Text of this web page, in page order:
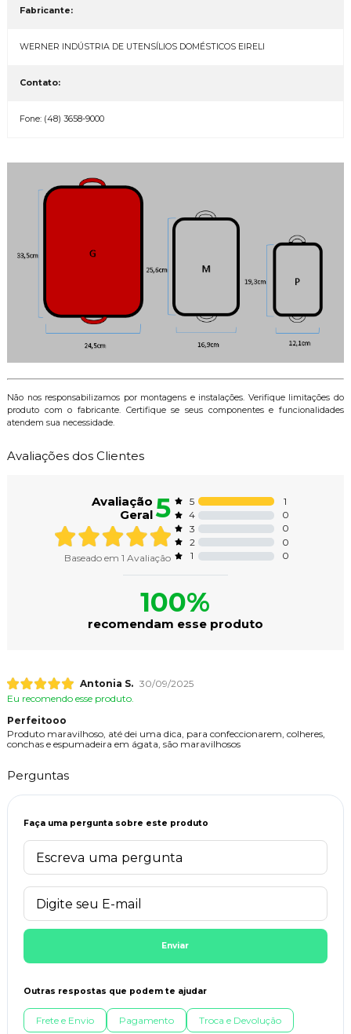
Fabricante:
WERNER INDÚSTRIA DE UTENSÍLIOS DOMÉSTICOS EIRELI
Contato:
Fone: (48) 3658-9000
Não nos responsabilizamos por montagens e instalações. Verifique limitações do
produto com o fabricante. Certifique se seus componentes e funcionalidades
atendem sua necessidade.
Avaliações dos Clientes
Avaliação
Geral5
Baseado em 1 Avaliação
5
1
4
0
3
0
2
0
1
0
100%
recomendam esse produto
Antonia S. 30/09/2025
Eu recomendo esse produto.
Perfeitooo
Produto maravilhoso, até dei uma dica, para confeccionarem, colheres,
conchas e espumadeira em ágata, são maravilhosos
Perguntas
Faça uma pergunta sobre este produto
Enviar
Outras respostas que podem te ajudar
Frete e Envio Pagamento Troca e Devolução